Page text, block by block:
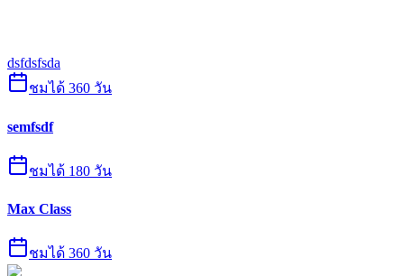
dsfdsfsda
ชมได้ 360 วัน
semfsdf
ชมได้ 180 วัน
Max Class
ชมได้ 360 วัน